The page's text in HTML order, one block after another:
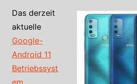
Das derzeit
aktuelle
Google-
Android 11
Betriebssyst